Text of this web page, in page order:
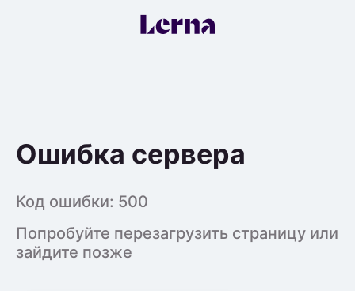
Ошибка сервера
Код ошибки: 500
Попробуйте перезагрузить страницу или
зайдите позже